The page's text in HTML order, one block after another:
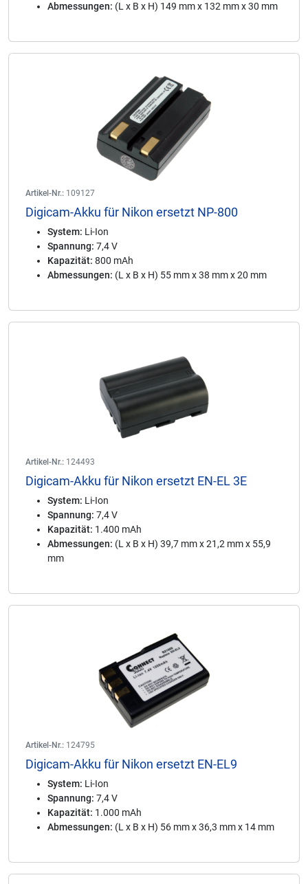
Abmessungen: (L x B x H) 149 mm x 132 mm x 30 mm
Artikel-Nr.: 109127
Digicam-Akku für Nikon ersetzt NP-800
System: Li-Ion
Spannung: 7,4 V
Kapazität: 800 mAh
Abmessungen: (L x B x H) 55 mm x 38 mm x 20 mm
Artikel-Nr.: 124493
Digicam-Akku für Nikon ersetzt EN-EL 3E
System: Li-Ion
Spannung: 7,4 V
Kapazität: 1.400 mAh
Abmessungen: (L x B x H) 39,7 mm x 21,2 mm x 55,9
mm
Artikel-Nr.: 124795
Digicam-Akku für Nikon ersetzt EN-EL9
System: Li-Ion
Spannung: 7,4 V
Kapazität: 1.000 mAh
Abmessungen: (L x B x H) 56 mm x 36,3 mm x 14 mm